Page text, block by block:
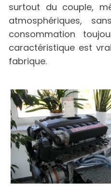
surtout du couple,
atmosphériques,
consommation
caractéristique est
fabrique.